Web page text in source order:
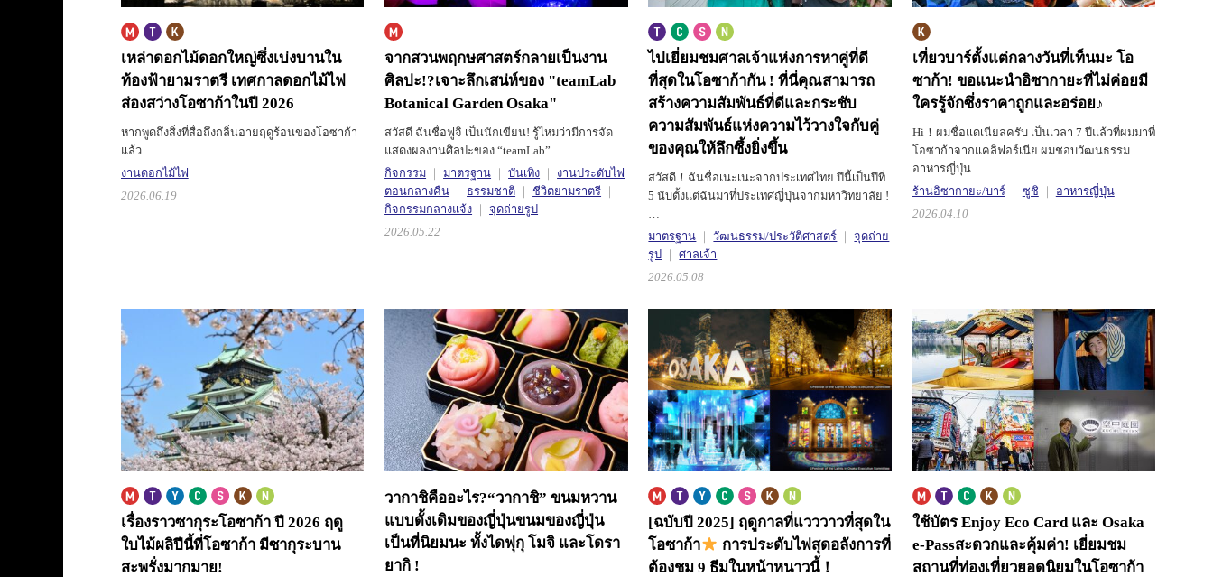
เหล่าดอกไม้ดอกใหญ่ซึ่งเบ่งบานใน
ท้องฟ้ายามราตรี เทศกาลดอกไม้ไฟ
ส่องสว่างโอซาก้าในปี 2026
หากพูดถึงสิ่งที่สื่อถึงกลิ่นอายฤดูร้อนของโอซาก้า
แล้ว …
งานดอกไม้ไฟ
2026.06.19
จากสวนพฤกษศาสตร์กลายเป็นงาน
ศิลปะ!?เจาะลึกเสน่ห์ของ "teamLab
Botanical Garden Osaka"
สวัสดี ฉันชื่อฟูจิ เป็นนักเขียน! รู้ไหมว่ามีการจัด
แสดงผลงานศิลปะของ “teamLab” …
กิจกรรม
มาตรฐาน บันเทิง
งานประดับไฟ
ตอนกลางคืน
ธรรมชาติ
ชีวิตยามราตรี
กิจกรรมกลางแจ้ง
จุดถ่ายรูป
2026.05.22
ไปเยี่ยมชมศาลเจ้าแห่งการหาคู่ที่ดี
ที่สุดในโอซาก้ากัน !ที่นี่คุณสามารถ
สร้างความสัมพันธ์ที่ดีและกระชับ
ความสัมพันธ์แห่งความไว้วางใจกับคู่
ของคุณให้ลึกซึ้งยิ่งขึ้น
สวัสดี！ฉันชื่อเนะเนะจากประเทศไทย ปีนี้เป็นปีที่
5 นับตั้งแต่ฉันมาที่ประเทศญี่ปุ่นจากมหาวิทยาลัย !
…
มาตรฐาน
วัฒนธรรม/ประวัติศาสตร์
จุดถ่าย
รูป
ศาลเจ้า
2026.05.08
เที่ยวบาร์ตั้งแต่กลางวันที่เท็นมะ โอ
ซาก้า! ขอแนะนำอิซากายะที่ไม่ค่อยมี
ใครรู้จักซึ่งราคาถูกและอร่อย♪
Hi！ผมชื่อแดเนียลครับ เป็นเวลา 7 ปีแล้วที่ผมมาที่
โอซาก้าจากแคลิฟอร์เนีย ผมชอบวัฒนธรรม
อาหารญี่ปุ่น …
ร้านอิซากายะ/บาร์
ซูชิ
อาหารญี่ปุ่น
2026.04.10
เรื่องราวซากุระโอซาก้า ปี 2026 ฤดู
ใบไม้ผลิปีนี้ที่โอซาก้า มีซากุระบาน
สะพรั่งมากมาย!
วากาชิคืออะไร?“วากาชิ” ขนมหวาน
แบบดั้งเดิมของญี่ปุ่นขนมของญี่ปุ่น
เป็นที่นิยมนะ ทั้งไดฟุกุ โมจิ และโดรา
ยากิ !
[ฉบับปี 2025] ฤดูกาลที่แวววาวที่สุดใน
โอซาก้า
การประดับไฟสุดอลังการที่
ต้องชม 9 ธีมในหน้าหนาวนี้！
ใช้บัตร Enjoy Eco Card และ Osaka
e-Passสะดวกและคุ้มค่า! เยี่ยมชม
สถานที่ท่องเที่ยวยอดนิยมในโอซาก้า